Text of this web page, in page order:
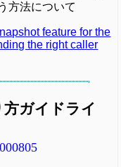
方法について
feature for the
the right caller
ガイドライ